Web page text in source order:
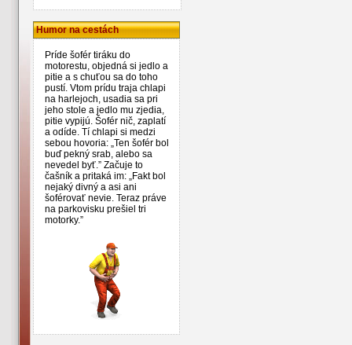
Humor na cestách
Príde šofér tiráku do
motorestu, objedná si jedlo a
pitie a s chuťou sa do toho
pustí. Vtom prídu traja chlapi
na harlejoch, usadia sa pri
jeho stole a jedlo mu zjedia,
pitie vypijú. Šofér nič, zaplatí
a odíde. Tí chlapi si medzi
sebou hovoria: „Ten šofér bol
buď pekný srab, alebo sa
nevedel byť.” Začuje to
čašník a pritaká im: „Fakt bol
nejaký divný a asi ani
šoférovať nevie. Teraz práve
na parkovisku prešiel tri
motorky.”